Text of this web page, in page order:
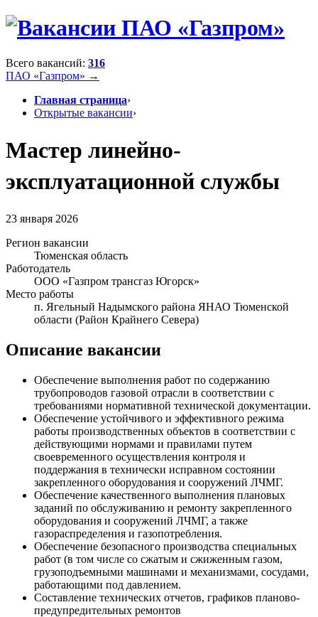
Всего вакансий: 316
ПАО «Газпром» →
Главная страница›
Открытые вакансии›
Мастер линейно-
эксплуатационной службы
23 января 2026
Регион вакансии
Тюменская область
Работодатель
ООО «Газпром трансгаз Югорск»
Место работы
п. Ягельный Надымского района ЯНАО Тюменской
области (Район Крайнего Севера)
Описание вакансии
Обеспечение выполнения работ по содержанию
трубопроводов газовой отрасли в соответствии с
требованиями нормативной технической документации.
Обеспечение устойчивого и эффективного режима
работы производственных объектов в соответствии с
действующими нормами и правилами путем
своевременного осуществления контроля и
поддержания в технически исправном состоянии
закрепленного оборудования и сооружений ЛЧМГ.
Обеспечение качественного выполнения плановых
заданий по обслуживанию и ремонту закрепленного
оборудования и сооружений ЛЧМГ, а также
газораспределения и газопотребления.
Обеспечение безопасного производства специальных
работ (в том числе со сжатым и сжиженным газом,
грузоподъемными машинами и механизмами, сосудами,
работающими под давлением.
Составление технических отчетов, графиков планово-
предупредительных ремонтов